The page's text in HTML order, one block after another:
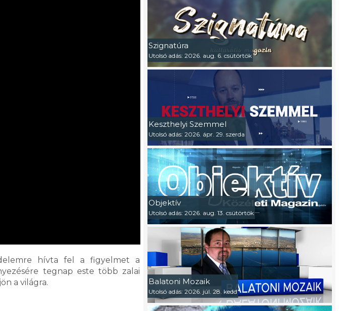
hívta fel a figyelmet a
tegnap este több zalai
a világra.
Szignatúra
Utolsó adás: 2026. aug. 6. csütörtök
Keszthelyi Szemmel
Utolsó adás: 2026. ápr. 29. szerda
Objektív
Utolsó adás: 2026. aug. 13. csütörtök
Balatoni Mozaik
Utolsó adás: 2026. júl. 28. kedd